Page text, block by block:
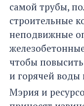
самой трубы,
строительные
неподвижные
чтобы
и горячей воды
Мэрия и